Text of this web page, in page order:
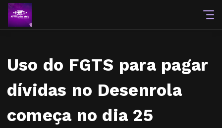
Uso do FGTS para pagar
dívidas no Desenrola
começa no dia 25